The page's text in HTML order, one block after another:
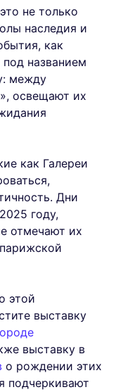
не только
наследия и
как
названием
между
освещают их
как Галереи
Дни
году,
отмечают их
этой
выставку
выставку в
о рождении этих
подчеркивают